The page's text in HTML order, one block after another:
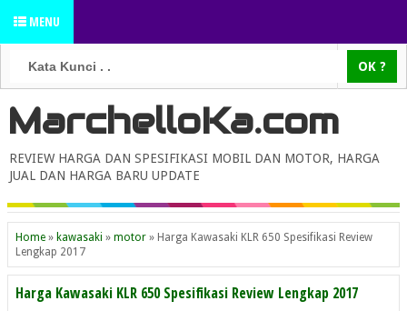
MENU
MarchelloKa.com
REVIEW HARGA DAN SPESIFIKASI MOBIL DAN MOTOR, HARGA
JUAL DAN HARGA BARU UPDATE
Home » kawasaki » motor » Harga Kawasaki KLR 650 Spesifikasi Review
Lengkap 2017
Harga Kawasaki KLR 650 Spesifikasi Review Lengkap 2017